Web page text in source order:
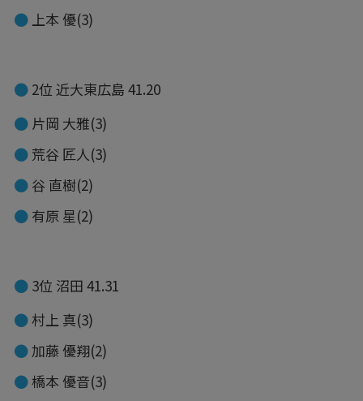
上本 優(3)
2位 近大東広島 41.20
片岡 大雅(3)
荒谷 匠人(3)
谷 直樹(2)
有原 星(2)
3位 沼田 41.31
村上 真(3)
加藤 優翔(2)
橋本 優音(3)